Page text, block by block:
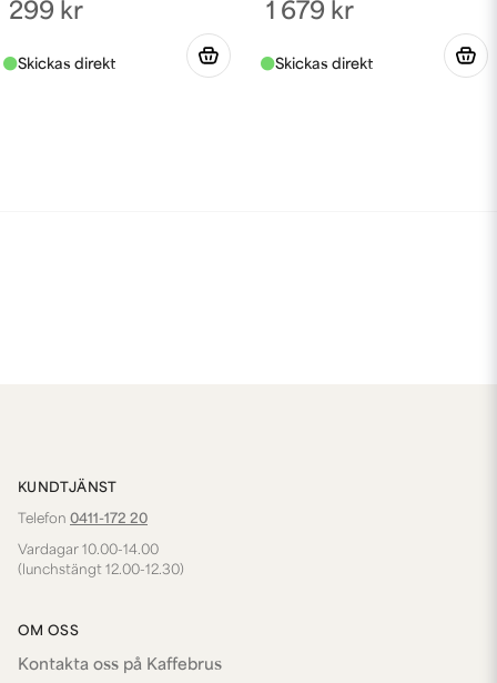
299 kr 1 679 kr
KUNDTJÄNST
Telefon 0411-172 20
Vardagar 10.00-14.00
(lunchstängt 12.00-12.30)
OM OSS
Kontakta oss på Kaffebrus